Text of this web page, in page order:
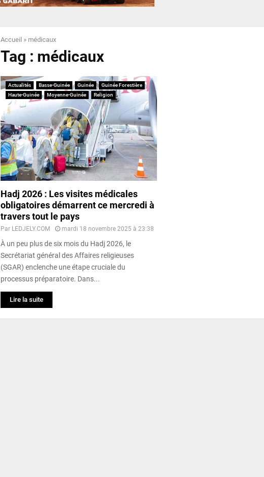
Accueil » médicaux
Tag : médicaux
Actualités Basse-Guinée Guinée
Guinée Forestière
Haute-Guinée
Moyenne-Guinée Religion
Hadj 2026 : Les visites médicales
obligatoires démarrent ce mercredi à
travers tout le pays
Par LEDJELY.COM mardi 18 novembre 2025 à 23:38
À un peu plus de six mois du Hadj 2026, le
Secrétariat général des Affaires religieuses
(SGAR) enclenche une étape cruciale du
processus préparatoire. Dans...
Lire la suite